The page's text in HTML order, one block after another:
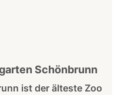
Schönbrunn
ist der älteste Zoo